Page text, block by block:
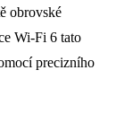
obrovské
Wi-Fi 6 tato
precizního